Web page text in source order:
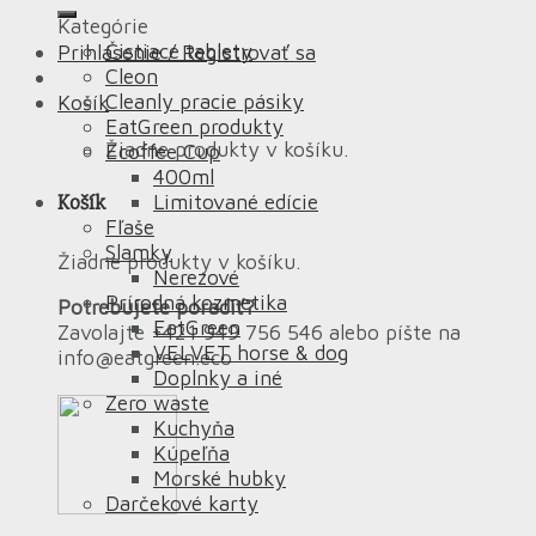
Prihlásenie / Registrovať sa
Košík
Žiadne produkty v košíku.
Košík
Žiadne produkty v košíku.
Potrebujete poradiť?
Zavolajte +421 949 756 546 alebo píšte na
info@eatgreen.eco
Kategórie
Čistiace tablety
Cleon
Cleanly pracie pásiky
EatGreen produkty
Ecoffee Cup
400ml
Limitované edície
Fľaše
Slamky
Nerezové
Prírodná kozmetika
EatGreen
VELVET horse & dog
Doplnky a iné
Zero waste
Kuchyňa
Kúpeľňa
Morské hubky
Darčekové karty